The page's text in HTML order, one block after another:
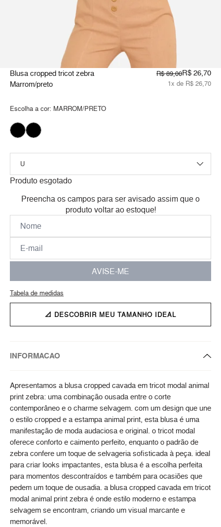
Blusa cropped tricot zebra
Marrom/preto
R$ 89,00R$ 26,70
1x de R$ 26,70
Escolha a cor: MARROM/PRETO
Produto esgotado
Preencha os campos para ser avisado assim que o
produto voltar ao estoque!
AVISE-ME
Tabela de medidas
📐 DESCOBRIR MEU TAMANHO IDEAL
INFORMACAO
Apresentamos a blusa cropped cavada em tricot modal animal
print zebra: uma combinação ousada entre o corte
contemporâneo e o charme selvagem. com um design que une
o estilo cropped e a estampa animal print, esta blusa é uma
manifestação de moda audaciosa e original. o tricot modal
oferece conforto e caimento perfeito, enquanto o padrão de
zebra confere um toque de selvageria sofisticada à peça. ideal
para criar looks impactantes, esta blusa é a escolha perfeita
para momentos descontraídos e também para ocasiões que
pedem um toque de ousadia. a blusa cropped cavada em tricot
modal animal print zebra é onde estilo moderno e estampa
selvagem se encontram, criando um visual marcante e
memorável.